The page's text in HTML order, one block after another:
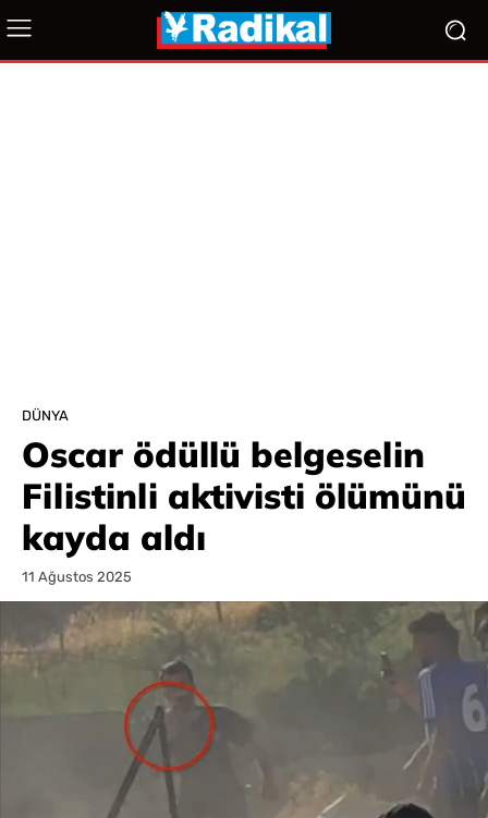
DÜNYA
Oscar ödüllü belgeselin
Filistinli aktivisti ölümünü
kayda aldı
11 Ağustos 2025